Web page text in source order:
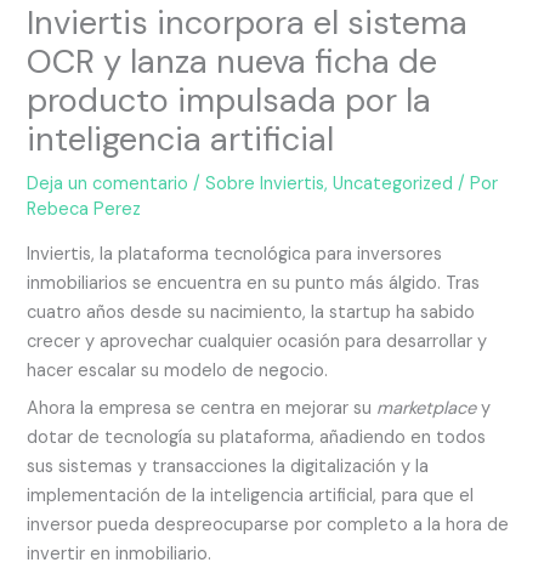
Inviertis incorpora el sistema
OCR y lanza nueva ficha de
producto impulsada por la
inteligencia artificial
Deja un comentario /Sobre Inviertis,Uncategorized / Por
Rebeca Perez
Inviertis, la plataforma tecnológica para inversores
inmobiliarios se encuentra en su punto más álgido. Tras
cuatro años desde su nacimiento, la startup ha sabido
crecer y aprovechar cualquier ocasión para desarrollar y
hacer escalar su modelo de negocio.
Ahora la empresa se centra en mejorar su marketplacey
dotar de tecnología su plataforma, añadiendo en todos
sus sistemas y transacciones la digitalización y la
implementación de la inteligencia artificial, para que el
inversor pueda despreocuparse por completo a la hora de
invertir en inmobiliario.